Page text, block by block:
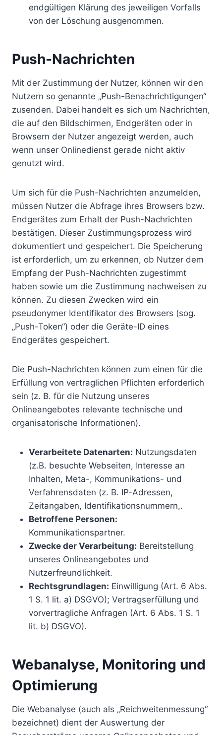
endgültigen Klärung des jeweiligen Vorfalls
von der Löschung ausgenommen.
Push-Nachrichten
Mit der Zustimmung der Nutzer, können wir den
Nutzern so genannte „Push-Benachrichtigungen“
zusenden. Dabei handelt es sich um Nachrichten,
die auf den Bildschirmen, Endgeräten oder in
Browsern der Nutzer angezeigt werden, auch
wenn unser Onlinedienst gerade nicht aktiv
genutzt wird.
Um sich für die Push-Nachrichten anzumelden,
müssen Nutzer die Abfrage ihres Browsers bzw.
Endgerätes zum Erhalt der Push-Nachrichten
bestätigen. Dieser Zustimmungsprozess wird
dokumentiert und gespeichert. Die Speicherung
ist erforderlich, um zu erkennen, ob Nutzer dem
Empfang der Push-Nachrichten zugestimmt
haben sowie um die Zustimmung nachweisen zu
können. Zu diesen Zwecken wird ein
pseudonymer Identifikator des Browsers (sog.
„Push-Token“) oder die Geräte-ID eines
Endgerätes gespeichert.
Die Push-Nachrichten können zum einen für die
Erfüllung von vertraglichen Pflichten erforderlich
sein (z. B. für die Nutzung unseres
Onlineangebotes relevante technische und
organisatorische Informationen).
Verarbeitete Datenarten: Nutzungsdaten
(z.B. besuchte Webseiten, Interesse an
Inhalten, Meta-, Kommunikations- und
Verfahrensdaten (z. B. IP-Adressen,
Zeitangaben, Identifikationsnummern,.
Betroffene Personen:
Kommunikationspartner.
Zwecke der Verarbeitung: Bereitstellung
unseres Onlineangebotes und
Nutzerfreundlichkeit.
Rechtsgrundlagen: Einwilligung (Art. 6 Abs.
1 S. 1 lit. a) DSGVO); Vertragserfüllung und
vorvertragliche Anfragen (Art. 6 Abs. 1 S. 1
lit. b) DSGVO).
Webanalyse, Monitoring und
Optimierung
Die Webanalyse (auch als „Reichweitenmessung“
bezeichnet) dient der Auswertung der